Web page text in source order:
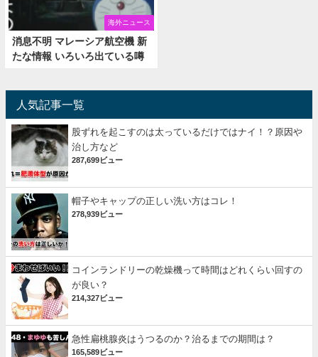
海外ニュース
消息不明 マレーシア航空機 新
たな情報 いろいろ出ている噂
人気記事一覧
股ずれを起こすのは太っているだけではナイ！？原因や
治し方など
287,699ビュー
帽子やキャップの正しい洗い方はコレ！
278,939ビュー
コインランドリーの乾燥機って時間はどれくらい回すの
が良い？
214,327ビュー
急性扁桃腺炎はうつるのか？治るまでの期間は？
165,589ビュー